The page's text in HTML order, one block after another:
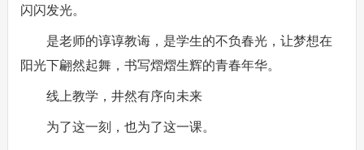
闪闪发光。
是老师的谆谆教诲，是学生的不负春光，让梦想在
阳光下翩然起舞，书写熠熠生辉的青春年华。
线上教学，井然有序向未来
为了这一刻，也为了这一课。